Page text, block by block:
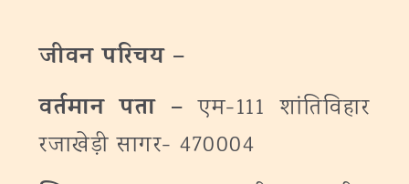
जीवन परिचय –
वर्तमान पता – एम-111 शांतिविहार
रजाखेड़ी सागर- 470004